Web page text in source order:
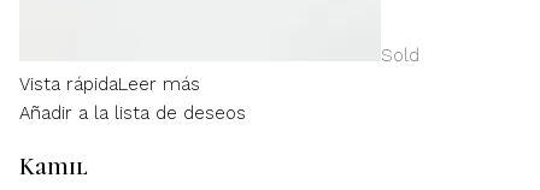
Sold
Vista rápidaLeer más
Añadir a la lista de deseos
Kamil